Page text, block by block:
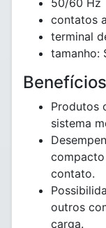
50/60 Hz
contatos
terminal
tamanho:
Produtos
sistema
contato.
outros
carga.